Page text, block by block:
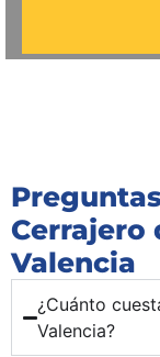
Cerrajero
Valencia
¿Cuánto
Valencia?